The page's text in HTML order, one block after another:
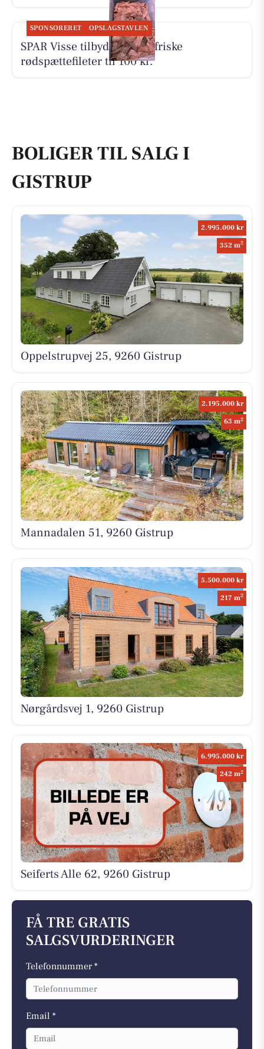
SPONSORERET OPSLAGSTAVLEN
SPAR Visse tilbyder 500 g friske
rødspættefileter til 100 kr.
BOLIGER TIL SALG I
GISTRUP
2.995.000 kr
352 m2
Oppelstrupvej 25, 9260 Gistrup
2.195.000 kr
63 m2
Mannadalen 51, 9260 Gistrup
5.500.000 kr
217 m2
Nørgårdsvej 1, 9260 Gistrup
6.995.000 kr
242 m2
Seiferts Alle 62, 9260 Gistrup
FÅ TRE GRATIS
SALGSVURDERINGER
Telefonnummer *
Email *